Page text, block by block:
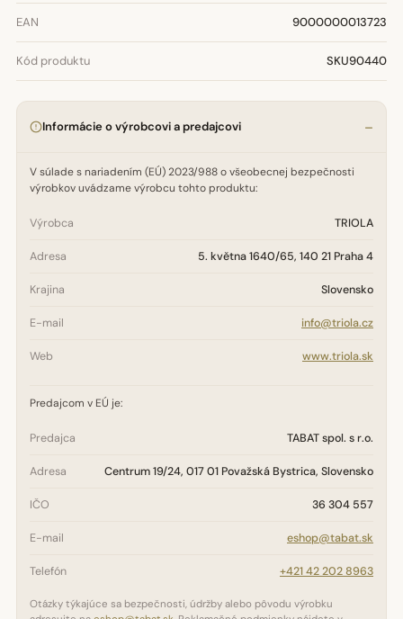
EAN 9000000013723
Kód produktu SKU90440
Informácie o výrobcovi a predajcovi
V súlade s nariadením (EÚ) 2023/988 o všeobecnej bezpečnosti
výrobkov uvádzame výrobcu tohto produktu:
Výrobca TRIOLA
Adresa 5. května 1640/65, 140 21 Praha 4
Krajina Slovensko
E-mail info@triola.cz
Web www.triola.sk
Predajcom v EÚ je:
Predajca TABAT spol. s r.o.
Adresa Centrum 19/24, 017 01 Považská Bystrica, Slovensko
IČO 36 304 557
E-mail eshop@tabat.sk
Telefón +421 42 202 8963
Otázky týkajúce sa bezpečnosti, údržby alebo pôvodu výrobku